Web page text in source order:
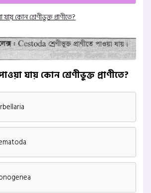
যায় কোন শ্রেণীভুক্ত প্রাণীতে?
যায় কোন শ্রেণীভুক্ত প্রাণীতে?